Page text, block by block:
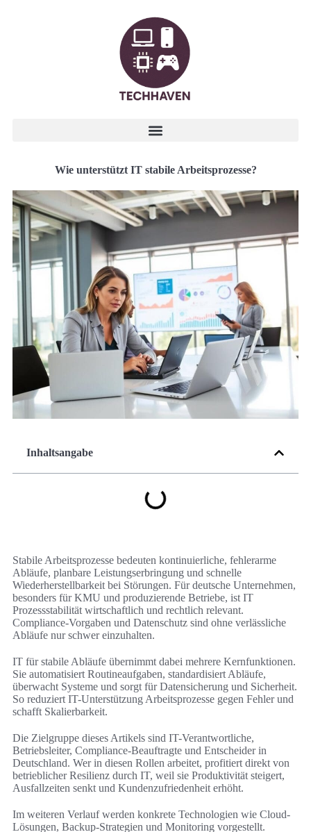
Wie unterstützt IT stabile Arbeitsprozesse?
Inhaltsangabe
Stabile Arbeitsprozesse bedeuten kontinuierliche, fehlerarme
Abläufe, planbare Leistungserbringung und schnelle
Wiederherstellbarkeit bei Störungen. Für deutsche Unternehmen,
besonders für KMU und produzierende Betriebe, ist IT
Prozessstabilität wirtschaftlich und rechtlich relevant.
Compliance-Vorgaben und Datenschutz sind ohne verlässliche
Abläufe nur schwer einzuhalten.
IT für stabile Abläufe übernimmt dabei mehrere Kernfunktionen.
Sie automatisiert Routineaufgaben, standardisiert Abläufe,
überwacht Systeme und sorgt für Datensicherung und Sicherheit.
So reduziert IT-Unterstützung Arbeitsprozesse gegen Fehler und
schafft Skalierbarkeit.
Die Zielgruppe dieses Artikels sind IT-Verantwortliche,
Betriebsleiter, Compliance-Beauftragte und Entscheider in
Deutschland. Wer in diesen Rollen arbeitet, profitiert direkt von
betrieblicher Resilienz durch IT, weil sie Produktivität steigert,
Ausfallzeiten senkt und Kundenzufriedenheit erhöht.
Im weiteren Verlauf werden konkrete Technologien wie Cloud-
Lösungen, Backup-Strategien und Monitoring vorgestellt.